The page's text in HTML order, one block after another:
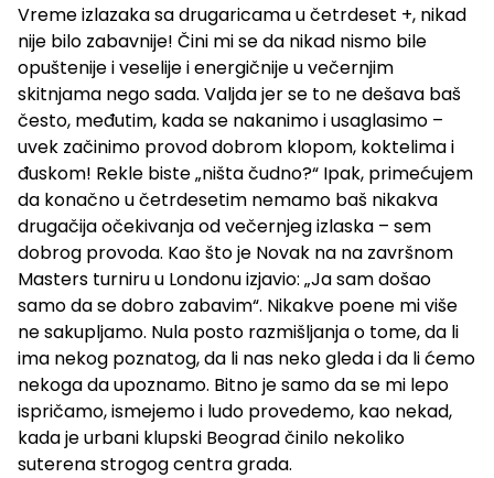
Vreme izlazaka sa drugaricama u četrdeset +, nikad
nije bilo zabavnije! Čini mi se da nikad nismo bile
opuštenije i veselije i energičnije u večernjim
skitnjama nego sada. Valjda jer se to ne dešava baš
često, međutim, kada se nakanimo i usaglasimo –
uvek začinimo provod dobrom klopom, koktelima i
đuskom! Rekle biste „ništa čudno?“ Ipak, primećujem
da konačno u četrdesetim nemamo baš nikakva
drugačija očekivanja od večernjeg izlaska – sem
dobrog provoda. Kao što je Novak na na završnom
Masters turniru u Londonu izjavio: „Ja sam došao
samo da se dobro zabavim“. Nikakve poene mi više
ne sakupljamo. Nula posto razmišljanja o tome, da li
ima nekog poznatog, da li nas neko gleda i da li ćemo
nekoga da upoznamo. Bitno je samo da se mi lepo
ispričamo, ismejemo i ludo provedemo, kao nekad,
kada je urbani klupski Beograd činilo nekoliko
suterena strogog centra grada.